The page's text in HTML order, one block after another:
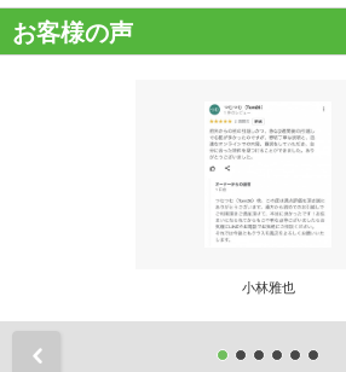
お客様の声
小林雅也